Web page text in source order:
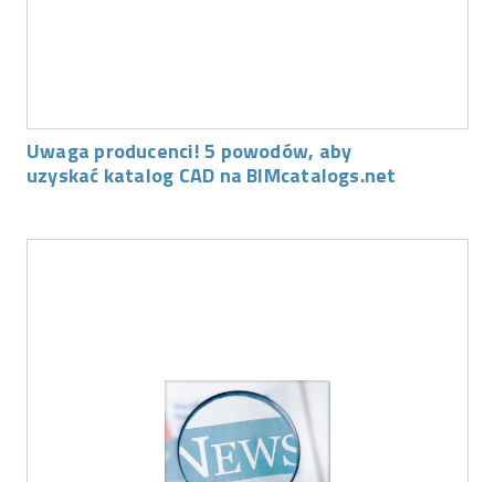
Uwaga producenci! 5 powodów, aby
uzyskać katalog CAD na BIMcatalogs.net